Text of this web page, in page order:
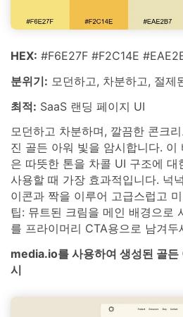
HEX: #F6E27F #F2C14E
분위기: 모던하고, 차분하고, 절제
최적: SaaS 랜딩 페이지 UI
모던하고 차분하며, 깔끔한 콘크
진 골든 아워 빛을 암시합니다. 이
은 따뜻한 톤을 차콜 UI 구조에 대
사용할 때 가장 효과적입니다. 넉
이콘과 짝을 이루어 고급스럽고
팁: 뮤트된 크림을 메인 배경으로
를 프라이머리 CTA용으로 남겨두
media.io를 사용하여 생성된 골든
시